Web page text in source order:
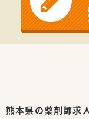
■職員寮・社
■土日休みな
■残業はあり
す。
熊本県の薬剤師求